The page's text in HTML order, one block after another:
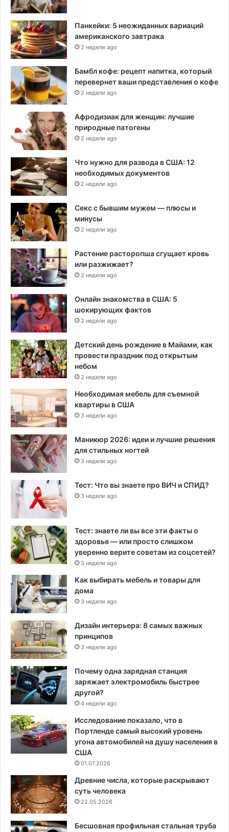
Панкейки: 5 неожиданных вариаций
американского завтрака
2 недели ago
Бамбл кофе: рецепт напитка, который
перевернет ваши представления о кофе
2 недели ago
Афродизиак для женщин: лучшие
природные патогены
2 недели ago
Что нужно для развода в США: 12
необходимых документов
2 недели ago
Секс с бывшим мужем — плюсы и
минусы
2 недели ago
Растение расторопша сгущает кровь
или разжижает?
2 недели ago
Онлайн знакомства в США: 5
шокирующих фактов
2 недели ago
Детский день рождение в Майами, как
провести праздник под открытым
небом
2 недели ago
Необходимая мебель для съемной
квартиры в США
3 недели ago
Маникюр 2026: идеи и лучшие решения
для стильных ногтей
3 недели ago
Тест: Что вы знаете про ВИЧ и СПИД?
3 недели ago
Тест: знаете ли вы все эти факты о
здоровье — или просто слишком
уверенно верите советам из соцсетей?
3 недели ago
Как выбирать мебель и товары для
дома
3 недели ago
Дизайн интерьера: 8 самых важных
принципов
3 недели ago
Почему одна зарядная станция
заряжает электромобиль быстрее
другой?
4 недели ago
Исследование показало, что в
Портленде самый высокий уровень
угона автомобилей на душу населения в
США
01.07.2026
Древние числа, которые раскрывают
суть человека
22.05.2026
Бесшовная профильная стальная труба